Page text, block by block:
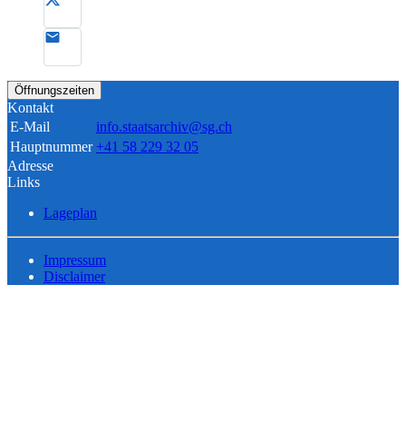
Öffnungszeiten
Kontakt
E-Mail
info.staatsarchiv@sg.ch
Hauptnummer +41 58 229 32 05
Adresse
Links
Lageplan
Impressum
Disclaimer